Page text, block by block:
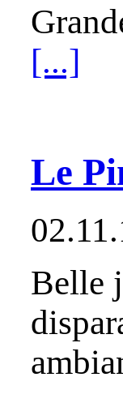
[...]
Le
Belle